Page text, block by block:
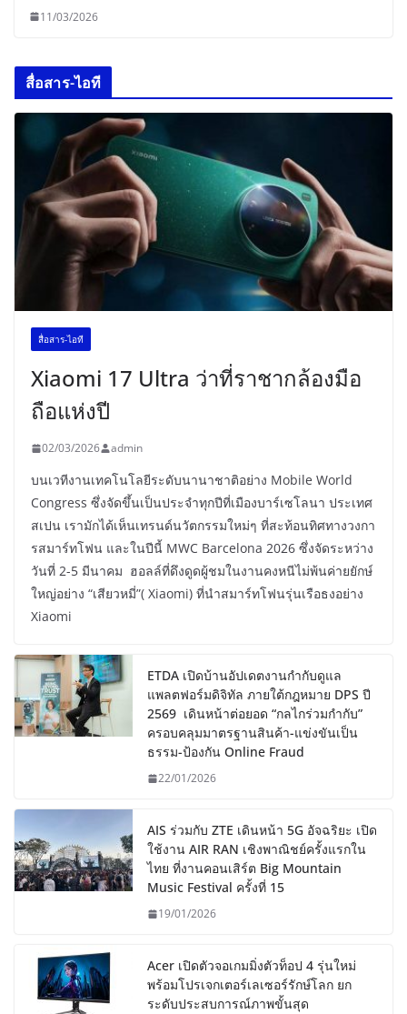
11/03/2026
สื่อสาร-ไอที
สื่อสาร-ไอที
Xiaomi 17 Ultra ว่าที่ราชากล้องมือ
ถือแห่งปี
02/03/2026 admin
บนเวทีงานเทคโนโลยีระดับนานาชาติอย่าง Mobile World
Congress ซึ่งจัดขึ้นเป็นประจำทุกปีที่เมืองบาร์เซโลนา ประเทศ
สเปน เรามักได้เห็นเทรนด์นวัตกรรมใหม่ๆ ที่สะท้อนทิศทางวงกา
รสมาร์ทโฟน และในปีนี้ MWC Barcelona 2026 ซึ่งจัดระหว่าง
วันที่ 2-5 มีนาคม ฮอลล์ที่ดึงดูดผู้ชมในงานคงหนีไม่พ้นค่ายยักษ์
ใหญ่อย่าง “เสียวหมี่”( Xiaomi) ที่นำสมาร์ทโฟนรุ่นเรือธงอย่าง
Xiaomi
ETDA เปิดบ้านอัปเดตงานกำกับดูแล
แพลตฟอร์มดิจิทัล ภายใต้กฎหมาย DPS ปี
2569 เดินหน้าต่อยอด “กลไกร่วมกำกับ”
ครอบคลุมมาตรฐานสินค้า-แข่งขันเป็น
ธรรม-ป้องกัน Online Fraud
22/01/2026
AIS ร่วมกับ ZTE เดินหน้า 5G อัจฉริยะ เปิด
ใช้งาน AIR RAN เชิงพาณิชย์ครั้งแรกใน
ไทย ที่งานคอนเสิร์ต Big Mountain
Music Festival ครั้งที่ 15
19/01/2026
Acer เปิดตัวจอเกมมิ่งตัวท็อป 4 รุ่นใหม่
พร้อมโปรเจกเตอร์เลเซอร์รักษ์โลก ยก
ระดับประสบการณ์ภาพขั้นสุด